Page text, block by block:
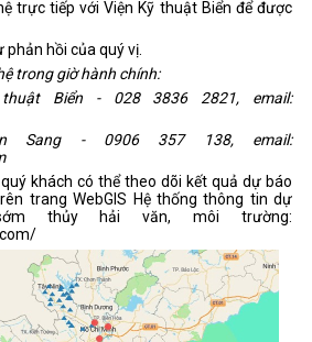
trực tiếp với Viện Kỹ thuật Biển để được
phản hồi của quý vị.
trong giờ hành chính:
Biển - 028 3836 2821, email:
Sang - 0906 357 138, email:
khách có thể theo dõi kết quả dự báo
trang WebGIS Hệ thống thông tin dự
thủy hải văn, môi trường: